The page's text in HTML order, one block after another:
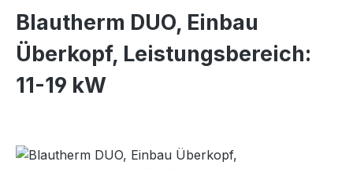
Blautherm DUO, Einbau
Überkopf, Leistungsbereich:
11-19 kW
Bildergalerie überspringen